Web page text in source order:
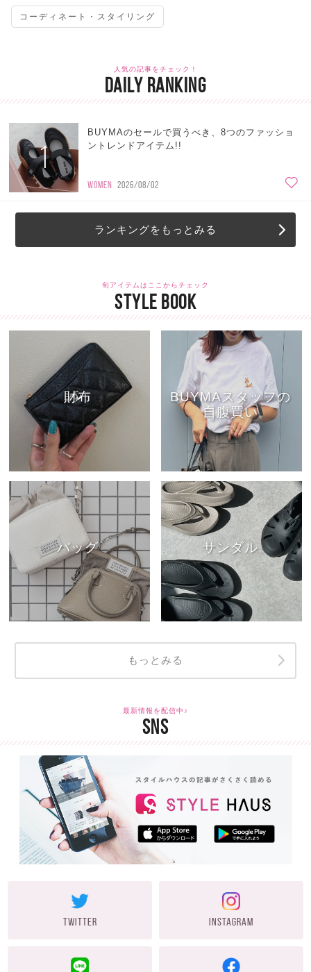
コーディネート・スタイリング
人気の記事をチェック！
DAILY RANKING
1
BUYMAのセールで買うべき、8つのファッショ
ントレンドアイテム!!
WOMEN 2026/08/02
ランキングをもっとみる
旬アイテムはここからチェック
STYLE BOOK
財布
BUYMAスタッフの
自腹買い
バッグ サンダル
もっとみる
最新情報を配信中♪
SNS
TWITTER INSTAGRAM